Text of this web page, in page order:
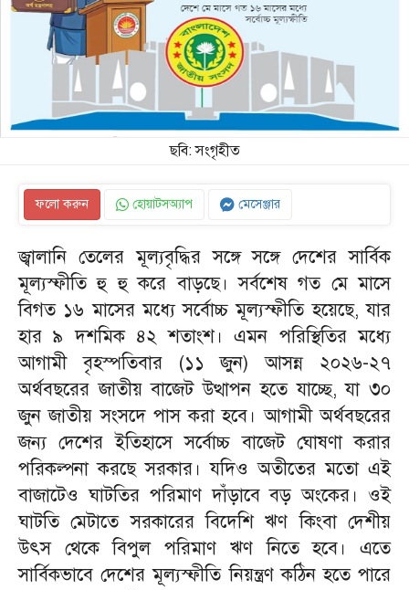
ছবি: সংগৃহীত
ফলো করুন হোয়াটসঅ্যাপ মেসেঞ্জার
জ্বালানি তেলের মূল্যবৃদ্ধির সঙ্গে সঙ্গে দেশের সার্বিক
মূল্যস্ফীতি হু হু করে বাড়ছে। সর্বশেষ গত মে মাসে
বিগত ১৬ মাসের মধ্যে সর্বোচ্চ মূল্যস্ফীতি হয়েছে, যার
হার ৯ দশমিক ৪২ শতাংশ। এমন পরিস্থিতির মধ্যে
আগামী বৃহস্পতিবার (১১ জুন) আসন্ন ২০২৬-২৭
অর্থবছরের জাতীয় বাজেট উত্থাপন হতে যাচ্ছে, যা ৩০
জুন জাতীয় সংসদে পাস করা হবে। আগামী অর্থবছরের
জন্য দেশের ইতিহাসে সর্বোচ্চ বাজেট ঘোষণা করার
পরিকল্পনা করছে সরকার। যদিও অতীতের মতো এই
বাজাটেও ঘাটতির পরিমাণ দাঁড়াবে বড় অংকের। ওই
ঘাটতি মেটাতে সরকারের বিদেশি ঋণ কিংবা দেশীয়
উৎস থেকে বিপুল পরিমাণ ঋণ নিতে হবে। এতে
সার্বিকভাবে দেশের মূল্যস্ফীতি নিয়ন্ত্রণ কঠিন হতে পারে